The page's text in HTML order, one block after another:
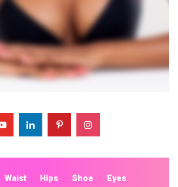
Waist
Hips
Shoe
Eyes